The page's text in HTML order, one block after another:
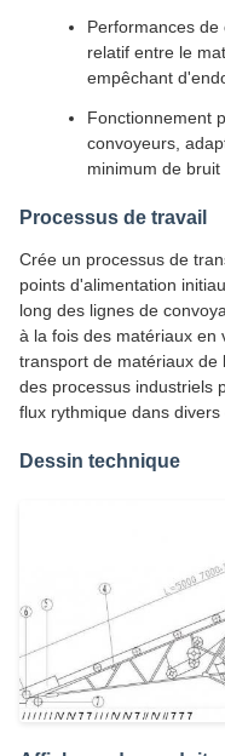
Performances
relatif entre le
empêchant
Fonctionnement
convoyeurs,
minimum de bruit
Processus de travail
Crée un processus de
points d'alimentation
long des lignes de
à la fois des matériaux en
transport de matériaux de
des processus industriels
flux rythmique dans
Dessin technique